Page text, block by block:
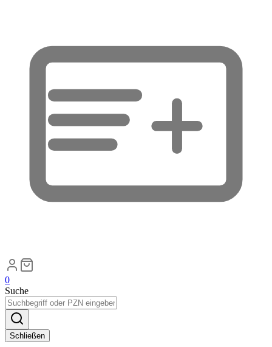
0
Suche
Schließen